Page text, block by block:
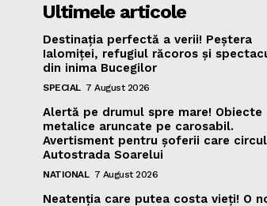
Ultimele articole
Destinația perfectă a verii! Peștera
Ialomiței, refugiul răcoros și
din inima Bucegilor
SPECIAL 7 August 2026
Alertă pe drumul spre mare! Obiecte
metalice aruncate pe carosabil.
Avertisment pentru șoferii care
Autostrada Soarelui
NATIONAL 7 August 2026
Neatenția care putea costa vieți! O